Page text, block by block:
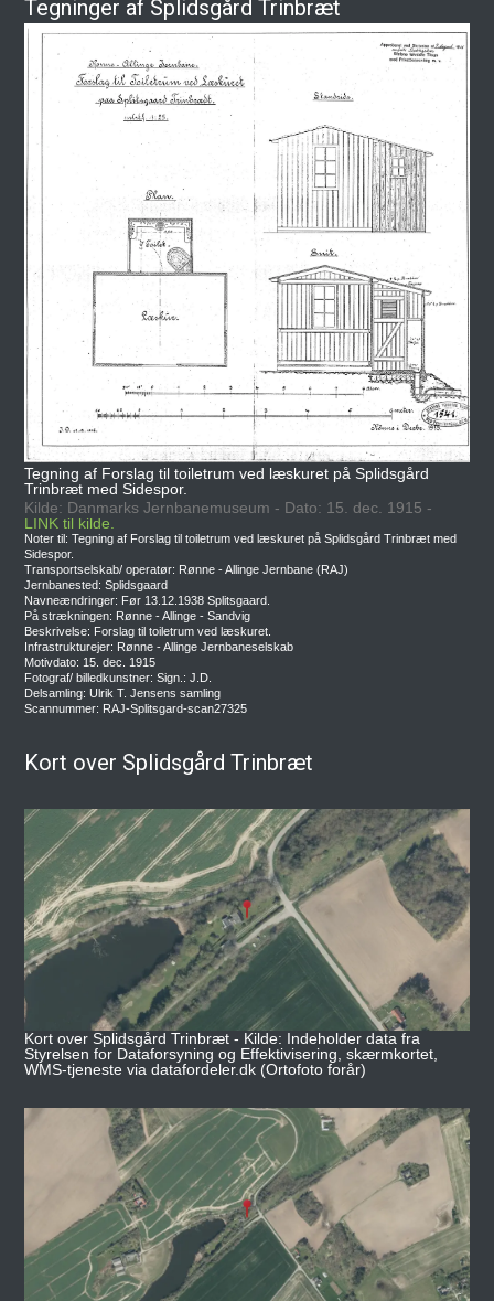
Tegninger af Splidsgård Trinbræt
Tegning af Forslag til toiletrum ved læskuret på Splidsgård
Trinbræt med Sidespor.
Kilde: Danmarks Jernbanemuseum - Dato: 15. dec. 1915 -
LINK til kilde.
Noter til: Tegning af Forslag til toiletrum ved læskuret på Splidsgård Trinbræt med
Sidespor.
Transportselskab/ operatør: Rønne - Allinge Jernbane (RAJ)
Jernbanested: Splidsgaard
Navneændringer: Før 13.12.1938 Splitsgaard.
På strækningen: Rønne - Allinge - Sandvig
Beskrivelse: Forslag til toiletrum ved læskuret.
Infrastrukturejer: Rønne - Allinge Jernbaneselskab
Motivdato: 15. dec. 1915
Fotograf/ billedkunstner: Sign.: J.D.
Delsamling: Ulrik T. Jensens samling
Scannummer: RAJ-Splitsgard-scan27325
Kort over Splidsgård Trinbræt
Kort over Splidsgård Trinbræt - Kilde: Indeholder data fra
Styrelsen for Dataforsyning og Effektivisering, skærmkortet,
WMS-tjeneste via datafordeler.dk (Ortofoto forår)